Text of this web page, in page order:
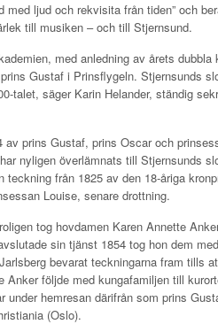
med ljud och rekvisita från tiden” och
till musiken – och till Stjernsund.
med anledning av årets dubbla
Gustaf i Prinsflygeln. Stjernsunds
talet, säger Karin Helander, ständig
prins Gustaf, prins Oscar och
nyligen överlämnats till Stjernsunds
från 1825 av den 18-åriga
Louise, senare drottning.
tog hovdamen Karen Annette
sin tjänst 1854 tog hon dem
bevarat teckningarna fram tills
följde med kungafamiljen till
under hemresan därifrån som prins
(Oslo).